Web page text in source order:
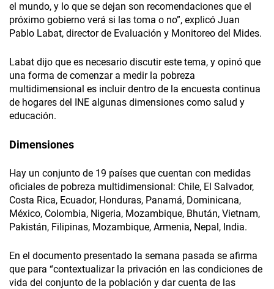
el mundo, y lo que se dejan son recomendaciones que el
próximo gobierno verá si las toma o no”, explicó Juan
Pablo Labat, director de Evaluación y Monitoreo del Mides.
Labat dijo que es necesario discutir este tema, y opinó que
una forma de comenzar a medir la pobreza
multidimensional es incluir dentro de la encuesta continua
de hogares del INE algunas dimensiones como salud y
educación.
Dimensiones
Hay un conjunto de 19 países que cuentan con medidas
oficiales de pobreza multidimensional: Chile, El Salvador,
Costa Rica, Ecuador, Honduras, Panamá, Dominicana,
México, Colombia, Nigeria, Mozambique, Bhután, Vietnam,
Pakistán, Filipinas, Mozambique, Armenia, Nepal, India.
En el documento presentado la semana pasada se afirma
que para “contextualizar la privación en las condiciones de
vida del conjunto de la población y dar cuenta de las